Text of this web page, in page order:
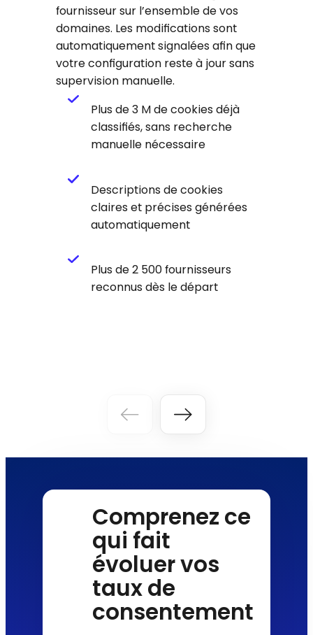
fournisseur sur l’ensemble de vos
domaines. Les modifications sont
automatiquement signalées afin que
votre configuration reste à jour sans
supervision manuelle.
Plus de 3 M de cookies déjà
classifiés, sans recherche
manuelle nécessaire
Descriptions de cookies
claires et précises générées
automatiquement
Plus de 2 500 fournisseurs
reconnus dès le départ
Comprenez ce
qui fait
évoluer vos
taux de
consentement